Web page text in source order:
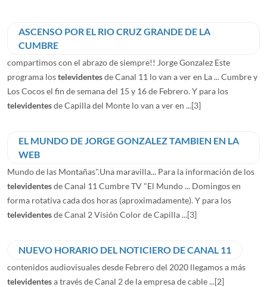
ASCENSO POR EL RIO CRUZ GRANDE DE LA
CUMBRE
compartimos con el abrazo de siempre!! Jorge Gonzalez Este
programa lostelevidentesde Canal 11 lo van a ver en La ... Cumbre y
Los Cocos el fin de semana del 15 y 16 de Febrero. Y para los
televidentesde Capilla del Monte lo van a ver en ...[3]
EL MUNDO DE JORGE GONZALEZ TAMBIEN EN LA
WEB
Mundo de las Montañas".Una maravilla... Para la información de los
televidentesde Canal 11 Cumbre TV "El Mundo ... Domingos en
forma rotativa cada dos horas (aproximadamente). Y para los
televidentesde Canal 2 Visión Color de Capilla ...[3]
NUEVO HORARIO DEL NOTICIERO DE CANAL 11
contenidos audiovisuales desde Febrero del 2020 llegamos a más
televidentesa través de Canal 2 de la empresa de cable ...[2]